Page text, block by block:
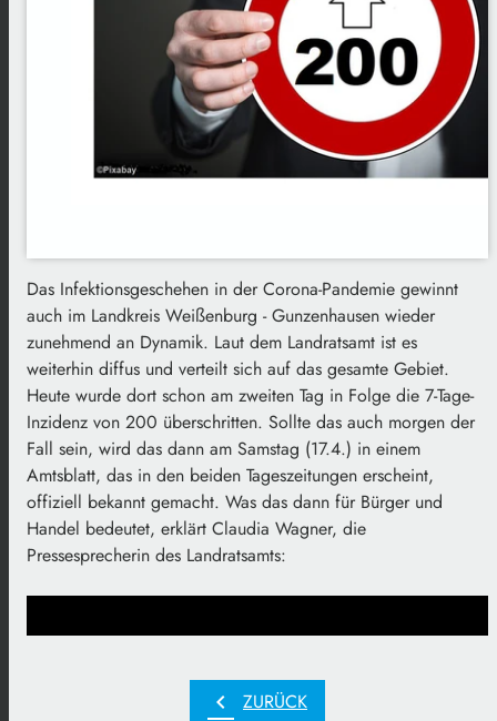
Das Infektionsgeschehen in der Corona-Pandemie gewinnt
auch im Landkreis Weißenburg - Gunzenhausen wieder
zunehmend an Dynamik. Laut dem Landratsamt ist es
weiterhin diffus und verteilt sich auf das gesamte Gebiet.
Heute wurde dort schon am zweiten Tag in Folge die 7-Tage-
Inzidenz von 200 überschritten. Sollte das auch morgen der
Fall sein, wird das dann am Samstag (17.4.) in einem
Amtsblatt, das in den beiden Tageszeitungen erscheint,
offiziell bekannt gemacht. Was das dann für Bürger und
Handel bedeutet, erklärt Claudia Wagner, die
Pressesprecherin des Landratsamts:
chevron_left ZURÜCK